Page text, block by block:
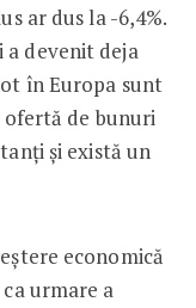
ar dus la -6,4%.
devenit deja
în Europa sunt
ofertă de bunuri
și există un
economică
urmare a